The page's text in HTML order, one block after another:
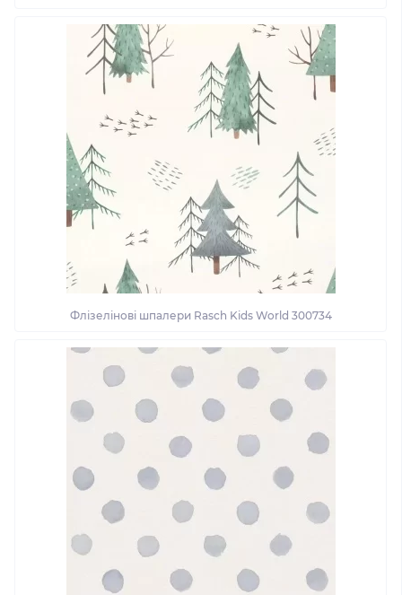
Флізелінові шпалери Rasch Kids World 300734